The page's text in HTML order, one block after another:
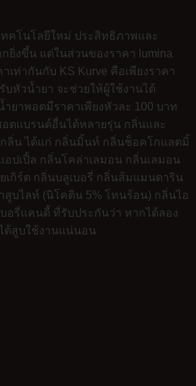
คโนโลยีใหม่ ประสิทธิภาพและ
ยิ่งขึ้น แต่ในส่วนของราคา lumina
เท่ากันกับ KS Kurve คือเพียงราคา
บหัวน้ำยา จะช่วยให้ผู้ใช้งานได้
ำยาพอตมีราคาเพียงหัวละ 100 บาท
ตแบรนด์อื่นได้หลายรุ่น กลิ่นและ
ลิ่น ได้แก่ กลิ่นมิ้นท์ กลิ่นช็อคโกแลตมิ้
ปเปิ้ล กลิ่นโคล่าเลมอน กลิ่นเลมอน
เกิร์ต กลิ่นบลูเบอรี่ กลิ่นส้มแมนดาริน
สูบไลท์ (นิโคติน 5% โทนร้อน) กลิ่นไอ
อรี่แคนดี้ ที่รับประกันว่า หากได้ลอง
ด้สูบใช้งานแน่นอน